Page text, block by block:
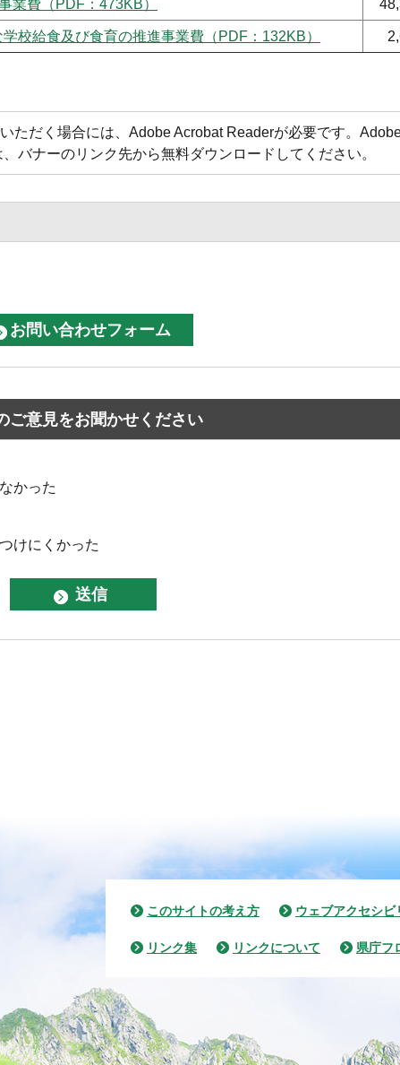
業費（PDF：473KB）
校給食及び食育の推進事業費（PDF：132KB）
ただく場合には、Adobe Acrobat Readerが必要です。
バナーのリンク先から無料ダウンロードしてください。
ご意見をお聞かせください
かった
けにくかった
このサイトの考え方 ウェブアクセシビ
リンク集 リンクについて 県庁フ